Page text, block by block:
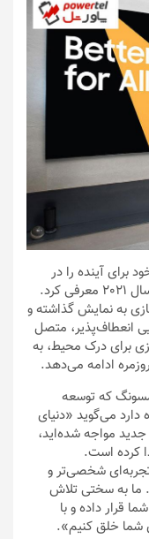
برای آینده را در
نمایشگاه لوازم الکترونیکی مصرفی (CES) سال 2021 معرفی کرد.
به نمایش گذاشته و
انعطاف‌پذیر، متصل
برای درک محیط، به
ادامه می‌دهد.
که توسعه
دارد می‌گوید «دنیای
مواجه شده‌اید،
کرده است.
تجربه‌ای شخصی‌تر و
ما به سختی تلاش
قرار داده و با
شما خلق کنیم».